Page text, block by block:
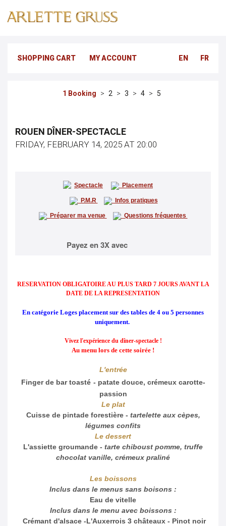
FR
EN
SHOPPING CART MY ACCOUNT
Booking
ROUEN DÎNER-SPECTACLE
FRIDAY, FEBRUARY 14, 2025 AT 20:00
Spectacle Placement
P.M.R Infos pratiques
Préparer ma venue Questions fréquentes
Payez en 3X avec
RESERVATION OBLIGATOIRE AU PLUS TARD 7 JOURS AVANT LA
DATE DE LA REPRESENTATION
En catégorie Loges placement sur des tables de 4 ou 5 personnes
uniquement.
Vivez l'expérience du dîner-spectacle !
Au menu lors de cette soirée !
L'entrée
Finger de bar toasté - patate douce, crémeux carotte-
passion
Le plat
Cuisse de pintade forestière - tartelette aux cèpes,
légumes confits
Le dessert
L'assiette groumande - tarte chiboust pomme, truffe
chocolat vanille, crémeux praliné
Les boissons
Inclus dans le menus sans boisons :
Eau de vitelle
Inclus dans le menu avec boissons :
Crémant d'alsace -L'Auxerrois 3 châteaux - Pinot noir